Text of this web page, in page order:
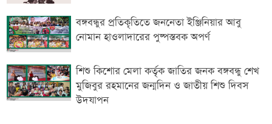
বঙ্গবন্ধুর প্রতিকৃতিতে জননেতা ইঞ্জিনিয়ার আবু
নোমান হাওলাদারের পুষ্পস্তবক অপর্ণ
শিশু কিশোর মেলা কর্তৃক জাতির জনক বঙ্গবন্ধু শেখ
মুজিবুর রহমানের জন্মদিন ও জাতীয় শিশু দিবস
উদযাপন